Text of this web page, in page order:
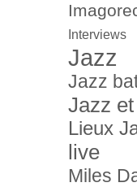
Interviews
Jazz
Jazz
Jazz
Lieux
live
Miles